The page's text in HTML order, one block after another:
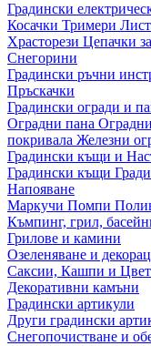
Градински
Косачки Тримери
Храсторези Цепачки
Снегорини
Градински ръчни
Пръскачки
Градински огради и
Оградни пана
покривала Железни
Градински къщи и
Градински къщи
Напояване
Маркучи Помпи
Къмпинг, грил,
Грилове и камини
Озеленяване и
Саксии, Кашпи и
Декоративни камъни
Градински артикули
Други градински
Снегопочистване и